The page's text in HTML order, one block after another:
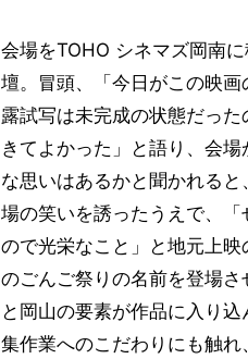
会場をTOHO シネマズ岡南
壇。冒頭、「今日がこの映
露試写は未完成の状態だっ
きてよかった」と語り、会
な思いはあるかと聞かれる
場の笑いを誘ったうえで、
ので光栄なこと」と地元上
のごんご祭りの名前を登場
と岡山の要素が作品に入り
集作業へのこだわりにも触